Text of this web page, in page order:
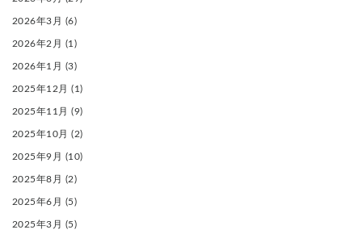
2026年3月 (6)
2026年2月 (1)
2026年1月 (3)
2025年12月 (1)
2025年11月 (9)
2025年10月 (2)
2025年9月 (10)
2025年8月 (2)
2025年6月 (5)
2025年3月 (5)